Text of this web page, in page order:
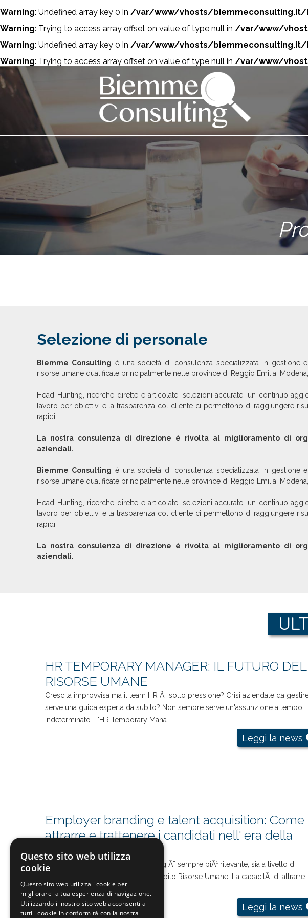
Warning: Undefined array key 0 in /var/www/vhosts/biemmeconsulting.it/
Warning: Trying to access array offset on value of type null in /var/www/
Warning: Undefined array key 0 in /var/www/vhosts/biemmeconsulting.it/
Warning: Trying to access array offset on value of type null in /var/www/
Selezione di personale
Biemme Consulting è una società di consulenza specializzata in gestione
risorse umane qualificate principalmente nelle province di Reggio Emilia,
Head Hunting, ricerche dirette e articolate, selezioni accurate, un continuo
lavoro per obiettivi e la trasparenza col cliente ci permettono di raggiungere
rapidi.
La nostra consulenza di direzione è rivolta al miglioramento di
aziendali.
Biemme Consulting è una società di consulenza specializzata in gestione
risorse umane qualificate principalmente nelle province di Reggio Emilia,
Head Hunting, ricerche dirette e articolate, selezioni accurate, un continuo
lavoro per obiettivi e la trasparenza col cliente ci permettono di raggiungere
rapidi.
La nostra consulenza di direzione è rivolta al miglioramento di
aziendali.
HR TEMPORARY MANAGER: IL FUTURO
RISORSE UMANE
Crescita improvvisa ma il team HR Ã¨ sotto pressione? Crisi aziendale da
serve una guida esperta da subito? Non sempre serve un'assunzione a tempo
indeterminato. L'HR Temporary Mana...
Leggi la news
Employer branding e talent acquisition: Come
attrarre e trattenere i candidati nell' era della
comunicazione
Oggi il tema dell'Employer Branding Ã¨ sempre piÃ¹ rilevante, sia a livello di
Comunicazione aziendale, sia in ambito Risorse Umane. La capacitÃ di attrarre
candidati in fase di selezione ...
Leggi la news
Questo sito web utilizza
cookie
Questo sito web utilizza i cookie per
migliorare la tua esperienza di navigazione.
Utilizzando il nostro sito web acconsenti a
tutti i cookie in conformità con la nostra